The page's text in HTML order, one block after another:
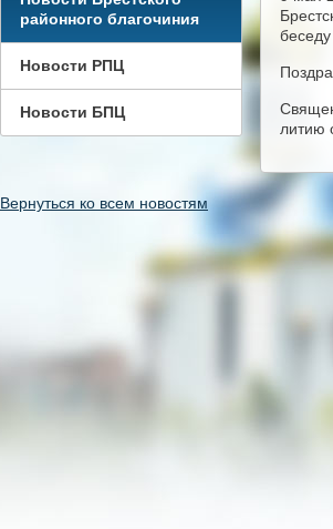
районного благочиния
Новости РПЦ
Новости БПЦ
литию
Вернуться ко всем новостям